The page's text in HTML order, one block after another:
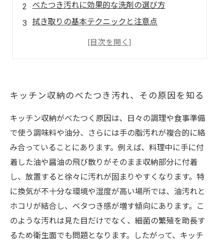
べたつき汚れに効果的な洗剤の選び方
拭き取りの基本テクニックと注意点
定期的なお手入れ法でべたつきを防ぐ
キッチン収納のべたつき汚れ、その原因を知る
キッチン収納がべたつく原因は、日々の調理や食事準備
で使う調味料や油分、さらには手の脂汚れが複合的に絡
み合っていることにあります。例えば、料理中に手に付
着した油や醤油の飛び散りがそのまま収納部分に付着
し、放置すると徐々に汚れが固まりやすくなります。特
に換気が不十分な環境や湿度が高い場所では、油汚れと
ホコリが結合し、ベタつき感が増す傾向にあります。こ
のような汚れは見た目だけでなく、細菌の繁殖を助長す
るため衛生面でも問題となります。したがって、キッチ